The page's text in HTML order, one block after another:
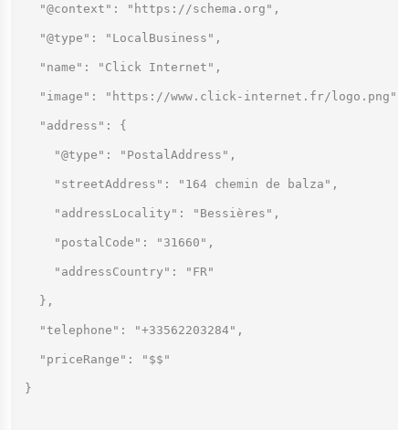
  "@context": "https://schema.org",
  "@type": "LocalBusiness",
  "name": "Click Internet",
  "image": "https://www.click-internet.fr/logo.png",
  "address": {
    "@type": "PostalAddress",
    "streetAddress": "164 chemin de balza",
    "addressLocality": "Bessières",
    "postalCode": "31660",
    "addressCountry": "FR"
  },
  "telephone": "+33562203284",
  "priceRange": "$$"
}